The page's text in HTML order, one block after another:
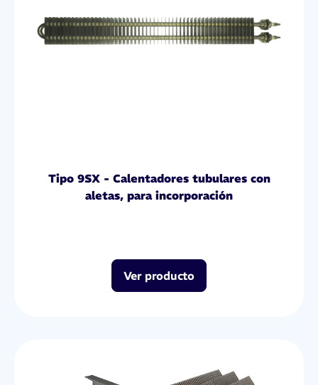
Tipo 9SX - Calentadores tubulares con
aletas, para incorporación
Ver producto